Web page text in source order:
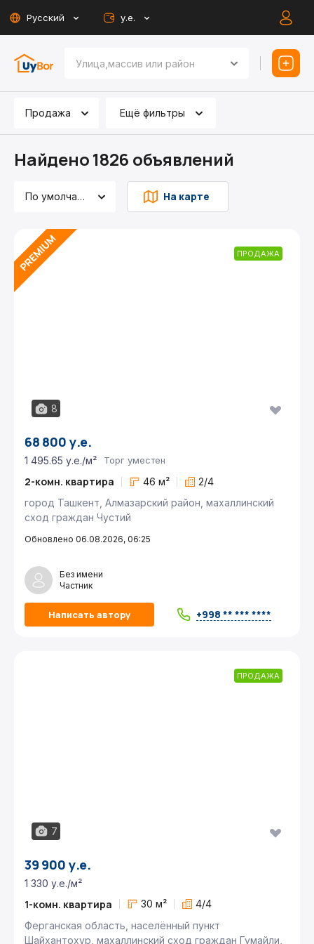
Русский у.е.
Продажа Ещё фильтры
Найдено 1826 объявлений
По умолчанию На карте
8
ПРОДАЖА
68 800 у.е.
1 495.65 у.е./м² Торг уместен
2-комн. квартира 46 м²
2/4
город Ташкент, Алмазарский район, махаллинский
сход граждан Чустий
Обновлено 06.08.2026, 06:25
Без имени
Частник
Написать автору +998 ** *** ****
7
ПРОДАЖА
39 900 у.е.
1 330 у.е./м²
1-комн. квартира 30 м²
4/4
Ферганская область, населённый пункт
Шайхантохур, махаллинский сход граждан Гумайли,